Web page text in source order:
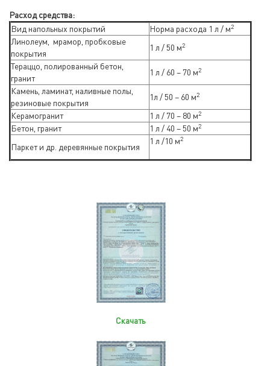
Расход средства:
Вид напольных покрытий
Норма расхода 1 л / м2
Линолеум, мрамор, пробковые
покрытия
1 л / 50 м2
Тераццо, полированный бетон,
гранит
1 л / 60 – 70 м2
Камень, ламинат, наливные полы,
резиновые покрытия
1л / 50 – 60 м2
Керамогранит 1 л / 70 – 80 м2
Бетон, гранит 1 л / 40 – 50 м2
Паркет и др. деревянные покрытия
1 л /10 м2
Скачать